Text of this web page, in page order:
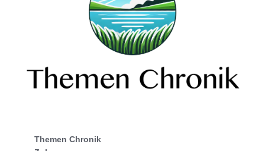
Themen Chronik